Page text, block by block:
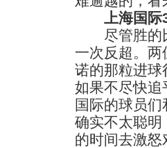
上海国际
尽管胜的比
一次反超。
诺的那粒进球
如果不尽快追
国际的球员
确实不太聪明
的时间去激